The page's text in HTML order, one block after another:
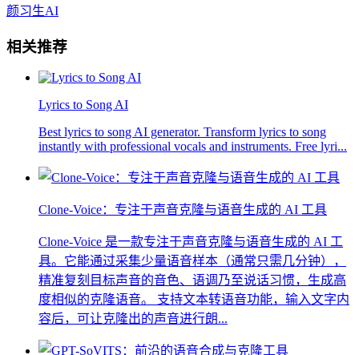
颜习生AI
相关推荐
Lyrics to Song AI
Best lyrics to song AI generator. Transform lyrics to song
instantly with professional vocals and instruments. Free lyri...
Clone-Voice：专注于声音克隆与语音生成的 AI 工具
Clone-Voice 是一款专注于声音克隆与语音生成的 AI 工
具。它能通过采集少量语音样本（通常只需几分钟），
精准复刻目标声音的音色、语调乃至说话习惯，生成高
度相似的克隆语音。 支持文本转语音功能，输入文字内
容后，可让克隆出的声音进行朗...